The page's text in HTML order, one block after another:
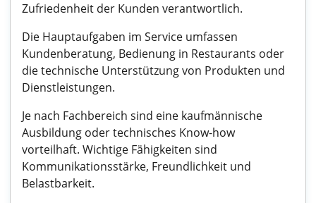
Zufriedenheit der Kunden verantwortlich.
Die Hauptaufgaben im Service umfassen
Kundenberatung, Bedienung in Restaurants oder
die technische Unterstützung von Produkten und
Dienstleistungen.
Je nach Fachbereich sind eine kaufmännische
Ausbildung oder technisches Know-how
vorteilhaft. Wichtige Fähigkeiten sind
Kommunikationsstärke, Freundlichkeit und
Belastbarkeit.